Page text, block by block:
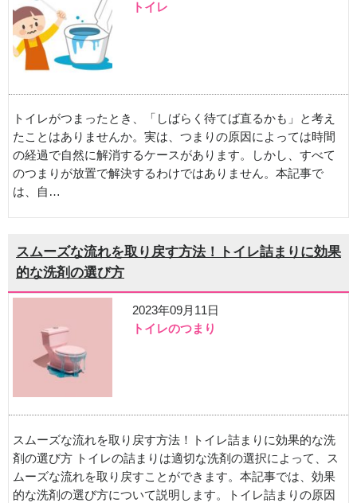
トイレ
トイレがつまったとき、「しばらく待てば直るかも」と考え
たことはありませんか。実は、つまりの原因によっては時間
の経過で自然に解消するケースがあります。しかし、すべて
のつまりが放置で解決するわけではありません。本記事で
は、自…
スムーズな流れを取り戻す方法！トイレ詰まりに効果
的な洗剤の選び方
2023年09月11日
トイレのつまり
スムーズな流れを取り戻す方法！トイレ詰まりに効果的な洗
剤の選び方 トイレの詰まりは適切な洗剤の選択によって、ス
ムーズな流れを取り戻すことができます。本記事では、効果
的な洗剤の選び方について説明します。トイレ詰まりの原因